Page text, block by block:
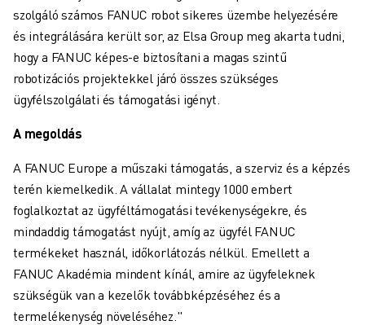
ANYAGMOZGATÁS
FESTÉS
PALETTÁZÁS
PONTHEGESZTÉS
VIZUÁLIS ELLENŐRZÉS
ESETTANULMÁNYOK
ÜGYFÉLSZOLGÁLAT
FANUC PLAN SZERVIZCSOMAGOK
KARBANTARTÁSI SZOLGÁTATÁSOK
TÁVOLI MŰSZAKI TÁMOGATÁS
PÓTALKATRÉSZEK
FELÚJÍTÁS
DIGITÁLIS SZOLGÁLTATÁSI ESZKÖZÖK
szolgáló számos FANUC robot sikeres üzembe helyezésére
és integrálására került sor, az Elsa Group meg akarta tudni,
hogy a FANUC képes-e biztosítani a magas szintű
robotizációs projektekkel járó összes szükséges
ügyfélszolgálati és támogatási igényt.
A megoldás
A FANUC Europe a műszaki támogatás, a szerviz és a képzés
terén kiemelkedik. A vállalat mintegy 1000 embert
foglalkoztat az ügyféltámogatási tevékenységekre, és
mindaddig támogatást nyújt, amíg az ügyfél FANUC
termékeket használ, időkorlátozás nélkül. Emellett a
FANUC Akadémia mindent kínál, amire az ügyfeleknek
szükségük van a kezelők továbbképzéséhez és a
termelékenység növeléséhez."